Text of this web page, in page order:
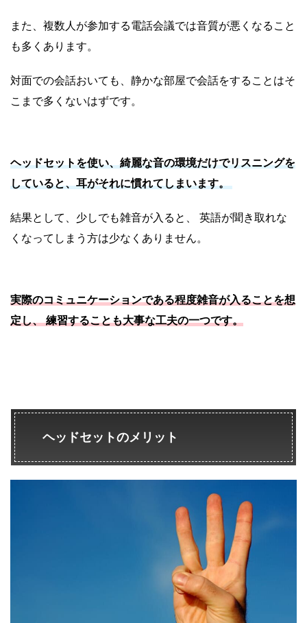
また、複数人が参加する電話会議では音質が悪くなること
も多くあります。
対面での会話おいても、静かな部屋で会話をすることはそ
こまで多くないはずです。
ヘッドセットを使い、綺麗な音の環境だけでリスニングを
していると、耳がそれに慣れてしまいます。
結果として、少しでも雑音が入ると、 英語が聞き取れな
くなってしまう方は少なくありません。
実際のコミュニケーションである程度雑音が入ることを想
定し、 練習することも大事な工夫の一つです。
ヘッドセットのメリット